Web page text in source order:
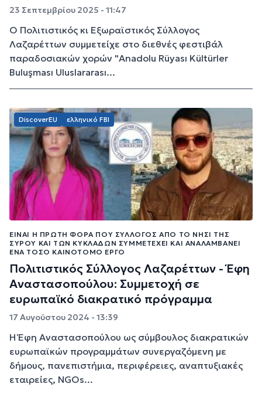
23 Σεπτεμβρίου 2025 - 11:47
Ο Πολιτιστικός κι Εξωραϊστικός Σύλλογος
Λαζαρέττων συμμετείχε στο διεθνές φεστιβάλ
παραδοσιακών χορών "Anadolu Rüyası Kültürler
Buluşması Uluslararası...
DiscoverEU ελληνικό FBI
ΕΊΝΑΙ Η ΠΡΏΤΗ ΦΟΡΆ ΠΟΥ ΣΎΛΛΟΓΟΣ ΑΠΌ ΤΟ ΝΗΣΊ ΤΗΣ
ΣΎΡΟΥ ΚΑΙ ΤΩΝ ΚΥΚΛΆΔΩΝ ΣΥΜΜΕΤΈΧΕΙ ΚΑΙ ΑΝΑΛΑΜΒΆΝΕΙ
ΈΝΑ ΤΌΣΟ ΚΑΙΝΟΤΌΜΟ ΈΡΓΟ
Πολιτιστικός Σύλλογος Λαζαρέττων - Έφη
Αναστασοπούλου: Συμμετοχή σε
ευρωπαϊκό διακρατικό πρόγραμμα
17 Αυγούστου 2024 - 13:39
Η Έφη Αναστασοπούλου ως σύμβουλος διακρατικών
ευρωπαϊκών προγραμμάτων συνεργαζόμενη με
δήμους, πανεπιστήμια, περιφέρειες, αναπτυξιακές
εταιρείες, NGOs...